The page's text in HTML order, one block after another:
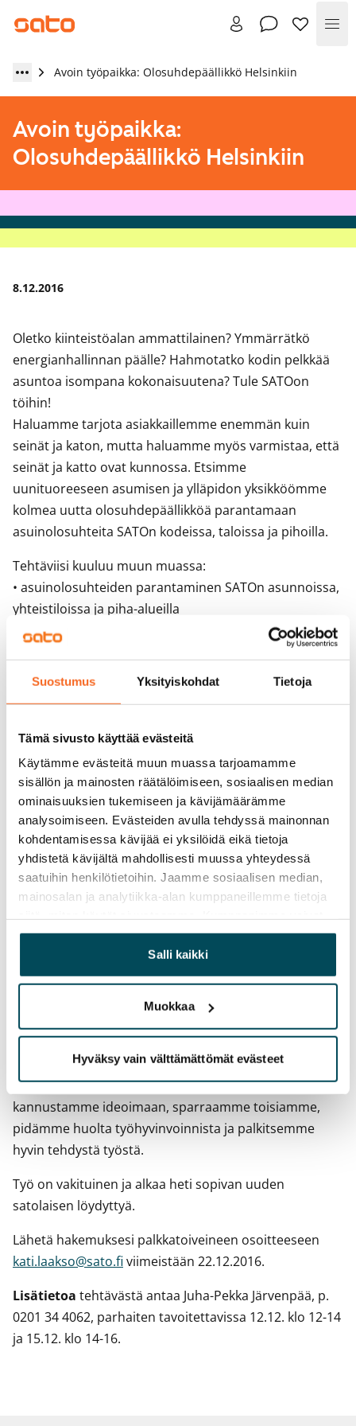
Suostumus Yksityiskohdat Tietoja
Tämä sivusto käyttää evästeitä
Käytämme evästeitä muun muassa tarjoamamme
sisällön ja mainosten räätälöimiseen, sosiaalisen median
ominaisuuksien tukemiseen ja kävijämäärämme
analysoimiseen. Evästeiden avulla tehdyssä mainonnan
kohdentamisessa kävijää ei yksilöidä eikä tietoja
yhdistetä kävijältä mahdollisesti muussa yhteydessä
saatuihin henkilötietoihin. Jaamme sosiaalisen median,
mainosalan ja analytiikka-alan kumppaneillemme tietoja
yhdistää näitä tietoja muihin tietoihin, joita olet antanut
heille tai joita on kerätty, kun olet käyttänyt heidän
palvelujaan.
Salli kaikki
Muokkaa
Hyväksy vain välttämättömät evästeet
Avoin työpaikka: Olosuhdepäällikkö Helsinkiin
Avoin työpaikka:
Olosuhdepäällikkö Helsinkiin
8.12.2016
Oletko kiinteistöalan ammattilainen? Ymmärrätkö
energianhallinnan päälle? Hahmotatko kodin pelkkää
asuntoa isompana kokonaisuutena? Tule SATOon
töihin!
Haluamme tarjota asiakkaillemme enemmän kuin
seinät ja katon, mutta haluamme myös varmistaa, että
seinät ja katto ovat kunnossa. Etsimme
uunituoreeseen asumisen ja ylläpidon yksikköömme
kolmea uutta olosuhdepäällikköä parantamaan
asuinolosuhteita SATOn kodeissa, taloissa ja pihoilla.
Tehtäviisi kuuluu muun muassa:
• asuinolosuhteiden parantaminen SATOn asunnoissa,
yhteistiloissa ja piha-alueilla
• energianhallinnan käytännön toiminta
• KHS-auditointi huollon ja siivouksen osalta
asiantuntijoiden kanssa
• pienten korjausprojektien vetovastuu
Sinä:
• hahmotat hyvin laajojakin teknisiä kokonaisuuksia
• olet palveluhenkinen ja vahva tiimipelaaja ja osaat
neuvotella tiukoissakin tilanteissa
• omaat rakennusalan tai teknisen alan tutkinnon ja
olet ansainnut kannuksesi kiinteistöalan töissä
• hallitset rakennusautomaatio- ja kiinteistöjärjestelmiä
• osaat sujuvasti suomea ja englantia, muun kielitaidon
SATOssa saat työkavereiksesi joukon asumisen ja
asiakaspalvelun asiantuntijoita. Meillä on rima
korkealla, koulutamme henkilöstöämme,
kannustamme ideoimaan, sparraamme toisiamme,
pidämme huolta työhyvinvoinnista ja palkitsemme
hyvin tehdystä työstä.
Työ on vakituinen ja alkaa heti sopivan uuden
satolaisen löydyttyä.
Lähetä hakemuksesi palkkatoiveineen osoitteeseen
kati.laakso@sato.fi viimeistään 22.12.2016.
Lisätietoa tehtävästä antaa Juha-Pekka Järvenpää, p.
0201 34 4062, parhaiten tavoitettavissa 12.12. klo 12-14
ja 15.12. klo 14-16.